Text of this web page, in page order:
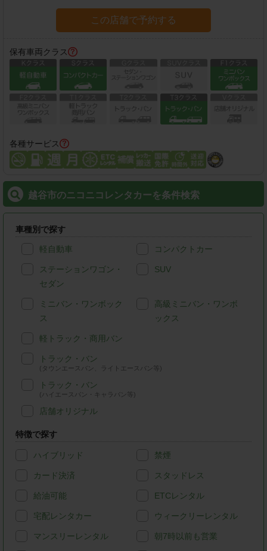
この店舗で予約する
保有車両クラス
各種サービス
越谷市のニコニコレンタカーを条件検索
車種別で探す
軽自動車 コンパクトカー
ステーションワゴン・
セダン
SUV
ミニバン・ワンボック
ス
高級ミニバン・ワンボ
ックス
軽トラック・商用バン
トラック・バン
(タウンエースバン、ライトエースバン等)
トラック・バン
(ハイエースバン・キャラバン等)
店舗オリジナル
特徴で探す
ハイブリッド 禁煙
カード決済 スタッドレス
給油可能 ETCレンタル
宅配レンタカー ウィークリーレンタル
マンスリーレンタル 朝7時以前も営業